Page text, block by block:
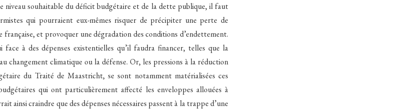
niveau souhaitable du déficit budgétaire et de la dette publique, il faut
qui pourraient eux-mêmes risquer de précipiter une perte de
et provoquer une dégradation des conditions d’endettement.
à des dépenses existentielles qu’il faudra financer, telles que la
changement climatique ou la défense. Or, les pressions à la réduction
du Traité de Maastricht, se sont notamment matérialisées ces
qui ont particulièrement affecté les enveloppes allouées à
ainsi craindre que des dépenses nécessaires passent à la trappe d’une